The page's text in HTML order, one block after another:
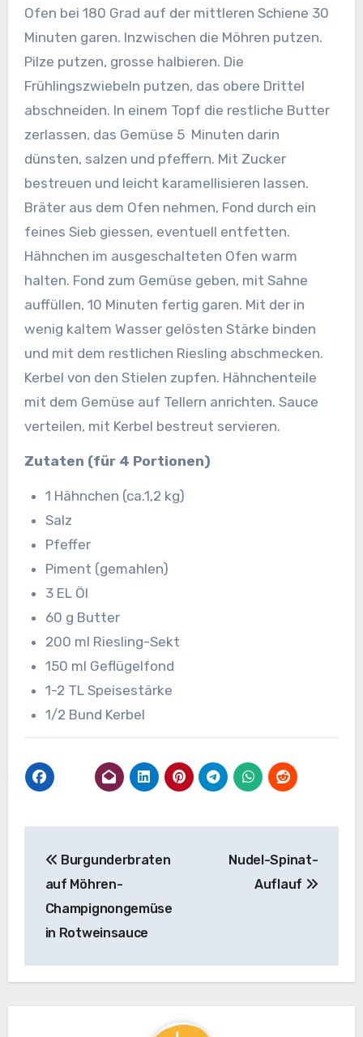
Ofen bei 180 Grad auf der mittleren Schiene 30
Minuten garen. Inzwischen die Möhren putzen.
Pilze putzen, grosse halbieren. Die
Frühlingszwiebeln putzen, das obere Drittel
abschneiden. In einem Topf die restliche Butter
zerlassen, das Gemüse 5 Minuten darin
dünsten, salzen und pfeffern. Mit Zucker
bestreuen und leicht karamellisieren lassen.
Bräter aus dem Ofen nehmen, Fond durch ein
feines Sieb giessen, eventuell entfetten.
Hähnchen im ausgeschalteten Ofen warm
halten. Fond zum Gemüse geben, mit Sahne
auffüllen, 10 Minuten fertig garen. Mit der in
wenig kaltem Wasser gelösten Stärke binden
und mit dem restlichen Riesling abschmecken.
Kerbel von den Stielen zupfen. Hähnchenteile
mit dem Gemüse auf Tellern anrichten. Sauce
verteilen, mit Kerbel bestreut servieren.
Zutaten (für 4 Portionen)
1 Hähnchen (ca.1,2 kg)
Salz
Pfeffer
Piment (gemahlen)
3 EL Öl
60 g Butter
200 ml Riesling-Sekt
150 ml Geflügelfond
1-2 TL Speisestärke
1/2 Bund Kerbel
Burgunderbraten
auf Möhren-
Champignongemüse
in Rotweinsauce
Nudel-Spinat-
Auflauf